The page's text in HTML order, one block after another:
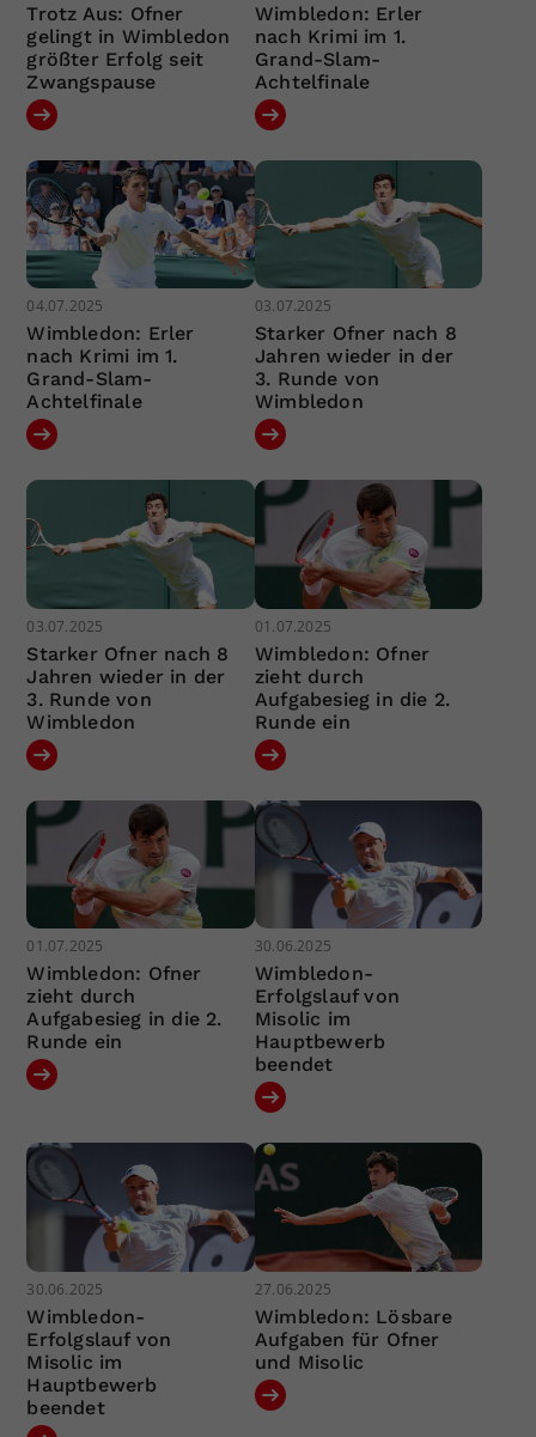
Trotz Aus: Ofner
gelingt in Wimbledon
größter Erfolg seit
Zwangspause
Wimbledon: Erler
nach Krimi im 1.
Grand-Slam-
Achtelfinale
04.07.2025
Wimbledon: Erler
nach Krimi im 1.
Grand-Slam-
Achtelfinale
03.07.2025
Starker Ofner nach 8
Jahren wieder in der
3. Runde von
Wimbledon
03.07.2025
Starker Ofner nach 8
Jahren wieder in der
3. Runde von
Wimbledon
01.07.2025
Wimbledon: Ofner
zieht durch
Aufgabesieg in die 2.
Runde ein
01.07.2025
Wimbledon: Ofner
zieht durch
Aufgabesieg in die 2.
Runde ein
30.06.2025
Wimbledon-
Erfolgslauf von
Misolic im
Hauptbewerb
beendet
30.06.2025
Wimbledon-
Erfolgslauf von
Misolic im
Hauptbewerb
beendet
27.06.2025
Wimbledon: Lösbare
Aufgaben für Ofner
und Misolic